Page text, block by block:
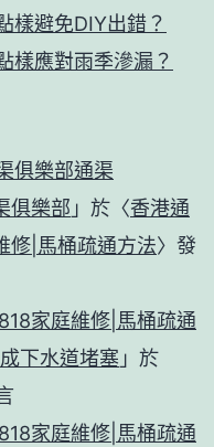
樣避免DIY出錯？
樣應對雨季滲漏？
俱樂部通渠
俱樂部 」於〈香港通
修|馬桶疏通方法〉發
家庭維修|馬桶疏通
下水道堵塞 」於
家庭維修|馬桶疏通